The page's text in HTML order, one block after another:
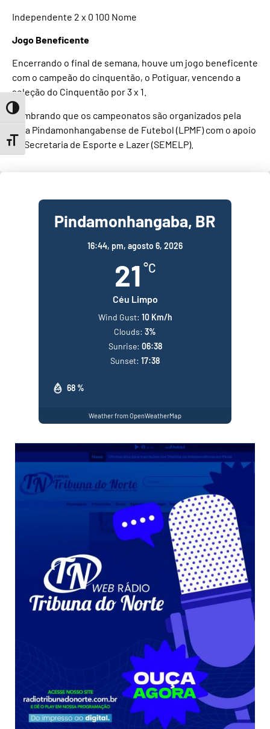
Toggle High Contrast
Toggle Font size
Independente 2 x 0 100 Nome
Jogo Beneficente
Encerrando o final de semana, houve um jogo beneficente
com o campeão do cinquentão, o Potiguar, vencendo a
seleção do Cinquentão por 3 x 1.
Lembrando que os campeonatos são organizados pela
Liga Pindamonhangabense de Futebol (LPMF) com o apoio
da Secretaria de Esporte e Lazer (SEMELP).
Pindamonhangaba, BR
16:44, pm, agosto 6, 2026
21 °C
Céu Limpo
68 %
Wind Gust: 10 Km/h
Clouds: 3%
Sunrise: 06:38
Sunset: 17:38
Weather from OpenWeatherMap